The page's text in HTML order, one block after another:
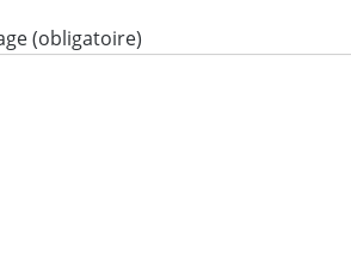
Texte de votre message (obligatoire)